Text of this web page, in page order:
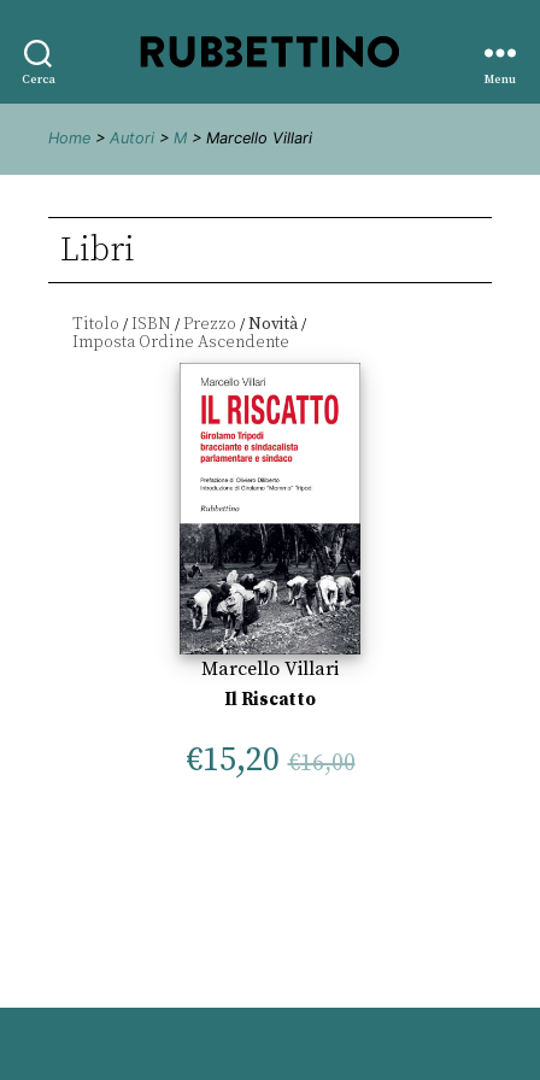
Cerca
editore
Menu
Home > Autori > M > Marcello Villari
Libri
Titolo /ISBN /Prezzo /Novità/
Marcello Villari
Il Riscatto
€15,20 €16,00